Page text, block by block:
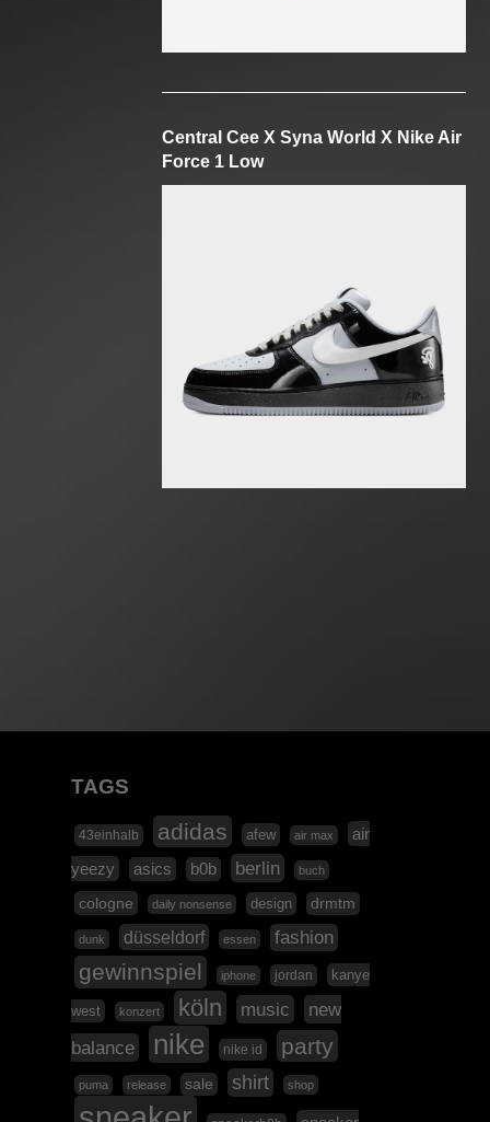
Central Cee X Syna World X Nike Air
Force 1 Low
TAGS
43einhalb adidas afew air max
air
yeezy
asics b0b berlin buch
cologne daily nonsense design drmtm
dunk düsseldorf essen fashion
gewinnspiel iphone jordan kanye
west konzert köln music
new
balance
nike nike id party
puma release sale shirt shop